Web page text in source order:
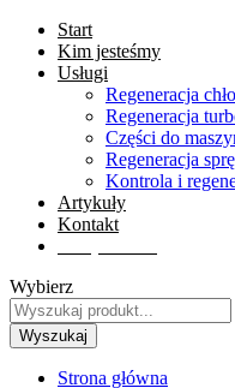
Start
Kim jesteśmy
Usługi
Regeneracja
Regeneracja
Części do
Regeneracja
Kontrola i
Artykuły
Kontakt
Wybierz
Wyszukaj
Strona główna